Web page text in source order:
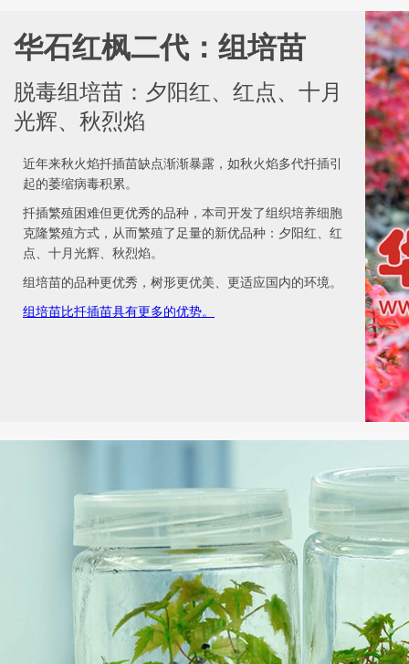
华石红枫二代：组培苗
脱毒组培苗：夕阳红、红点、十月
光辉、秋烈焰
近年来秋火焰扦插苗缺点渐渐暴露，如秋火焰多代扦插引
起的萎缩病毒积累。
扦插繁殖困难但更优秀的品种，本司开发了组织培养细胞
克隆繁殖方式，从而繁殖了足量的新优品种：夕阳红、红
点、十月光辉、秋烈焰。
组培苗的品种更优秀，树形更优美、更适应国内的环境。
组培苗比扦插苗具有更多的优势。